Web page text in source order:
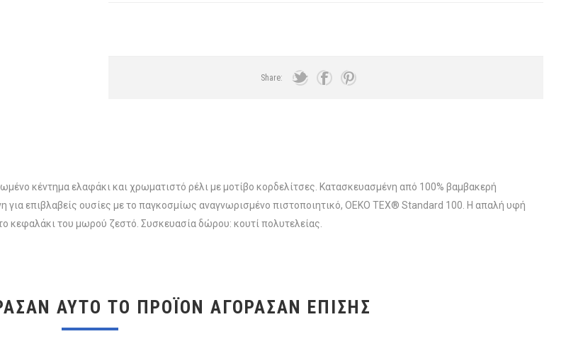
Share:
κέντημα ελαφάκι και χρωματιστό ρέλι με μοτίβο κορδελίτσες. Κατασκευασμένη από 100% βαμβακερή
επιβλαβείς ουσίες με το παγκοσμίως αναγνωρισμένο πιστοποιητικό, OEKO TEX® Standard 100. Η απαλή υφή
κεφαλάκι του μωρού ζεστό. Συσκευασία δώρου: κουτί πολυτελείας.
ΑΥΤΌ ΤΟ ΠΡΟΪΌΝ ΑΓΌΡΑΣΑΝ ΕΠΊΣΗΣ